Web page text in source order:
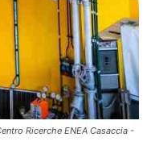
Ricerche ENEA Casaccia -